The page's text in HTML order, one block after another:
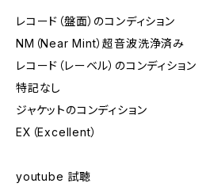
レコード（盤面）のコンディション
NM（Near Mint）超音波洗浄済み
レコード（レーベル）のコンディション
特記なし
ジャケットのコンディション
EX（Excellent）
youtube 試聴